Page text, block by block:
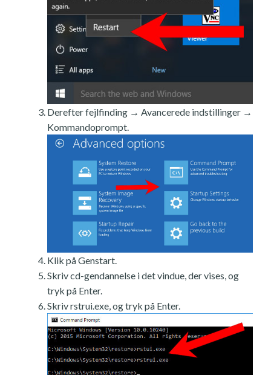
Derefter fejlfinding → Avancerede indstillinger →
Kommandoprompt.
Klik på Genstart.
Skriv cd-gendannelse i det vindue, der vises, og
tryk på Enter.
Skriv rstrui.exe, og tryk på Enter.